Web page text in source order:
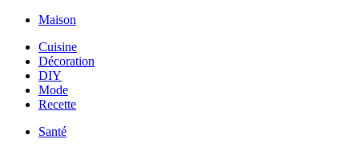
Maison
Cuisine
Décoration
DIY
Mode
Recette
Santé